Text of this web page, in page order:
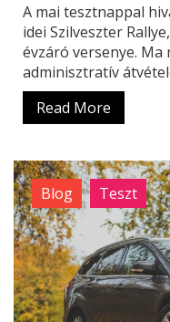
A mai tesztnappal
idei Szilveszter
évzáró versenye. Ma
adminisztratív
Read More
Blog Teszt